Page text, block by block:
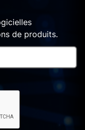
de produits.